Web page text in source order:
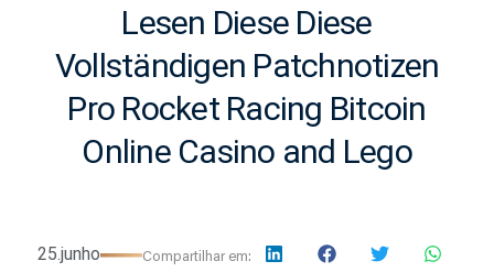
Lesen Diese Diese
Vollständigen Patchnotizen
Pro Rocket Racing Bitcoin
Online Casino and Lego
25.junho Compartilhar em: